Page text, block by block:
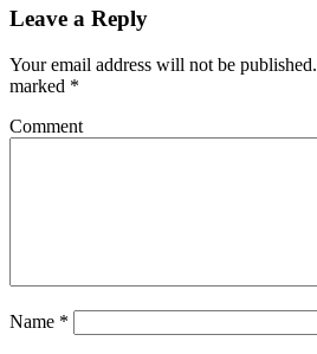
Leave a Reply
Your email address will not be published.
marked *
Comment
Name *